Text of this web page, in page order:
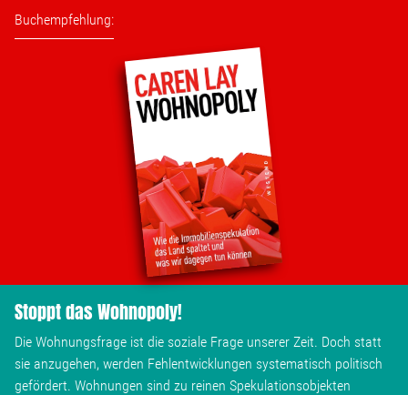
Service
Termine
Stellenangebot
Kontakt
Team
Transparenz
Mediathek
Buchempfehlung:
Stoppt das Wohnopoly!
Die Wohnungsfrage ist die soziale Frage unserer Zeit. Doch statt
sie anzugehen, werden Fehlentwicklungen systematisch politisch
gefördert. Wohnungen sind zu reinen Spekulationsobjekten